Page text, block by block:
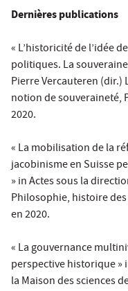
Dernières publications
« L’historicité de l’idée
politiques. La
Pierre Vercauteren (dir.)
notion de souveraineté,
2020.
« La mobilisation de la
jacobinisme en Suisse
» in Actes sous la
Philosophie, histoire
en 2020.
« La gouvernance
perspective historique »
la Maison des sciences